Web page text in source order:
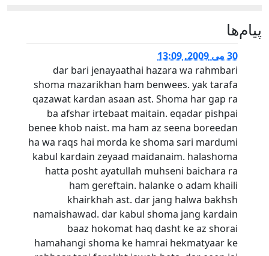
پيام‌ها
30 می 2009, 13:09
dar bari jenayaathai hazara wa rahmbari
shoma mazarikhan ham benwees. yak tarafa
qazawat kardan asaan ast. Shoma har gap ra
ba afshar irtebaat maitain. eqadar pishpai
benee khob naist. ma ham az seena boreedan
ha wa raqs hai morda ke shoma sari mardumi
kabul kardain zeyaad maidanaim. halashoma
hatta posht ayatullah muhseni baichara ra
ham gereftain. halanke o adam khaili
khairkhah ast. dar jang halwa bakhsh
namaishawad. dar kabul shoma jang kardain
baaz hokomat haq dasht ke az shorai
hamahangi shoma ke hamrai hekmatyaar ke